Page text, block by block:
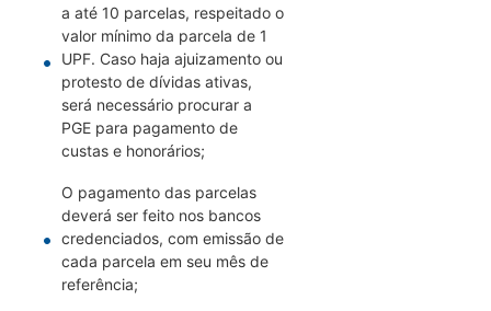
a até 10 parcelas, respeitado o
valor mínimo da parcela de 1
UPF. Caso haja ajuizamento ou
protesto de dívidas ativas,
será necessário procurar a
PGE para pagamento de
custas e honorários;
O pagamento das parcelas
deverá ser feito nos bancos
credenciados, com emissão de
cada parcela em seu mês de
referência;